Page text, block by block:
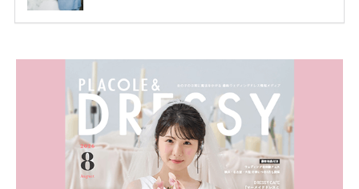
ため、比較せずに選ぶと損をしてしまうことも……。
内容：特典金額・条件・応募方法・注意点 「どこが
一番お得？」「プラコレの特典は？」といった疑問も
解決します。 まずは診断で候補を絞れる「ウェディ
ング診断」か、体験型 […]
続きを読む